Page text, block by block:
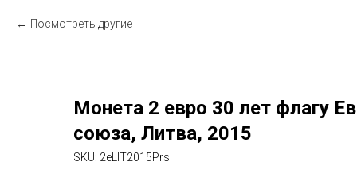
Посмотреть другие
Монета 2 евро 30 лет флагу
союза, Литва, 2015
SKU: 2eLIT2015Prs